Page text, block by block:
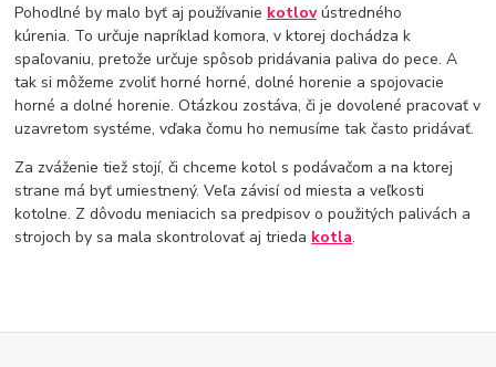
Pohodlné by malo byť aj používanie kotlovústredného
kúrenia. To určuje napríklad komora, v ktorej dochádza k
spaľovaniu, pretože určuje spôsob pridávania paliva do pece. A
tak si môžeme zvoliť horné horné, dolné horenie a spojovacie
horné a dolné horenie. Otázkou zostáva, či je dovolené pracovať v
uzavretom systéme, vďaka čomu ho nemusíme tak často pridávať.
Za zváženie tiež stojí, či chceme kotol s podávačom a na ktorej
strane má byť umiestnený. Veľa závisí od miesta a veľkosti
kotolne. Z dôvodu meniacich sa predpisov o použitých palivách a
strojoch by sa mala skontrolovať aj trieda kotla.